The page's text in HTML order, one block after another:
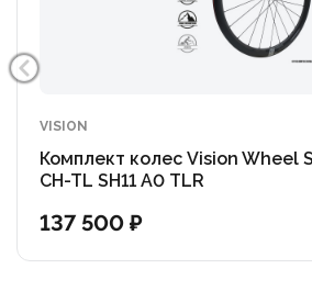
VISION
Комплект колес Vision Wheel
CH-TL SH11 A0 TLR
137 500 ₽